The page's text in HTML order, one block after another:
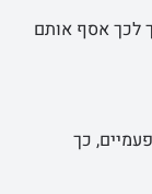
ובהמשך לכך אסף אותם
כך